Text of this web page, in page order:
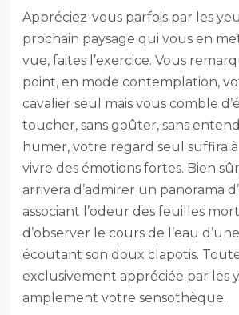
Appréciez-vous parfois par les
prochain paysage qui vous en
vue, faites l’exercice. Vous
point, en mode contemplation,
cavalier seul mais vous comble
toucher, sans goûter, sans
humer, votre regard seul suffira
vivre des émotions fortes. Bien
arrivera d’admirer un panorama
associant l’odeur des feuilles
d’observer le cours de l’eau
écoutant son doux clapotis.
exclusivement appréciée par les
amplement votre sensothèque.